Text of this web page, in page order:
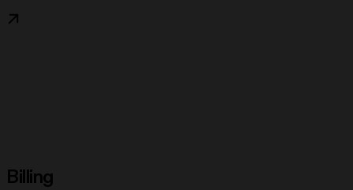
Billing